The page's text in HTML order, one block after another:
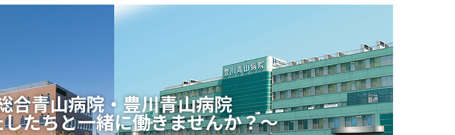
合青山病院・豊川青山病院
たちと一緒に働きませんか？～